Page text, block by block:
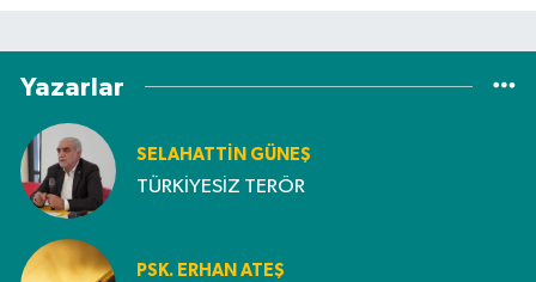
Yazarlar
SELAHATTIN GÜNEŞ
TÜRKİYESİZ TERÖR
PSK. ERHAN ATEŞ